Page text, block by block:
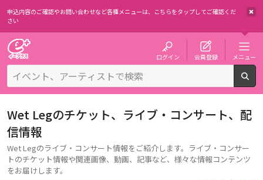
申込内容のご確認やお問い合わせなど各種メニューは、 こちらをタップしてご確認くだ
さい
ログイン 会員登録 メニュー
Wet Legのチケット、ライブ・コンサート、配
信情報
Wet Legのライブ・コンサート情報をご紹介します。ライブ・コンサー
トのチケット情報や関連画像、動画、記事など、様々な情報コンテンツ
をお届けします。